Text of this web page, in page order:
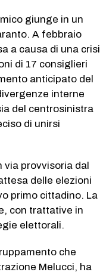
giunge in un
A febbraio
a causa di una crisi
di 17 consiglieri
anticipato del
interne
del centrosinistra
di unirsi
via provvisoria dal
delle elezioni
primo cittadino. La
con trattative in
elettorali.
che
Melucci, ha